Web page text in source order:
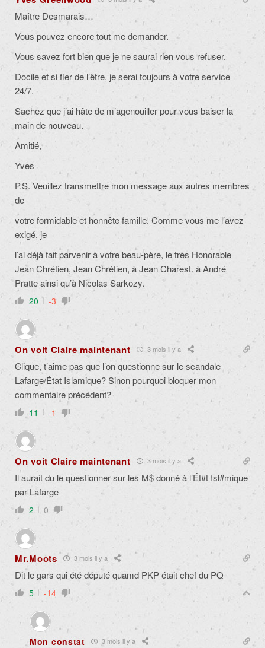
Maître Desmarais…
Vous pouvez encore tout me demander.
Vous savez fort bien que je ne saurai rien vous refuser.
Docile et si fier de l’être, je serai toujours à votre service
24/7.
Sachez que j’ai hâte de m’agenouiller pour vous baiser la
main de nouveau.
Amitié,
Yves
P.S. Veuillez transmettre mon message aux autres membres
de
votre formidable et honnête famille. Comme vous me l’avez
exigé, je
l’ai déjà fait parvenir à votre beau-père, le très Honorable
Jean Chrétien, Jean Chrétien, à Jean Charest. à André
Pratte ainsi qu’à Nicolas Sarkozy.
20 -3
On voit Claire maintenant 3 mois il y a
Clique, t’aime pas que l’on questionne sur le scandale
Lafarge/État Islamique? Sinon pourquoi bloquer mon
commentaire précédent?
11 -1
On voit Claire maintenant 3 mois il y a
Il aurait du le questionner sur les M$ donné à l’Ét#t Isl#mique
par Lafarge
2 0
Mr.Moots 3 mois il y a
Dit le gars qui été député quamd PKP était chef du PQ
5 -14
Mon constat 3 mois il y a